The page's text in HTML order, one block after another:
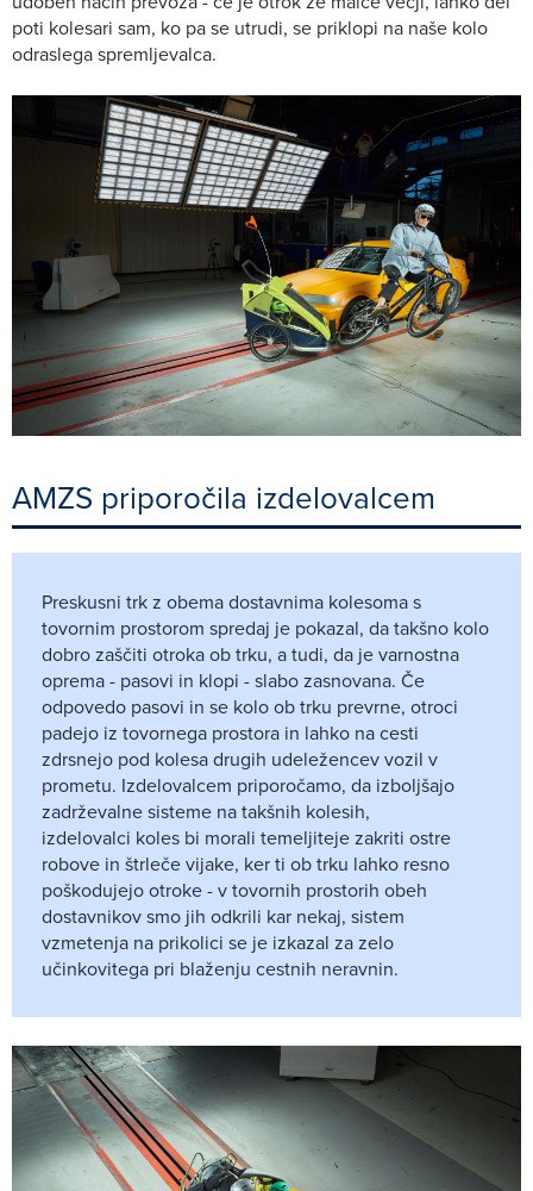
poti kolesari sam, ko pa se utrudi, se priklopi na naše kolo
odraslega spremljevalca.
AMZS priporočila izdelovalcem
Preskusni trk z obema dostavnima kolesoma s
tovornim prostorom spredaj je pokazal, da takšno kolo
dobro zaščiti otroka ob trku, a tudi, da je varnostna
oprema - pasovi in klopi - slabo zasnovana. Če
odpovedo pasovi in se kolo ob trku prevrne, otroci
padejo iz tovornega prostora in lahko na cesti
zdrsnejo pod kolesa drugih udeležencev vozil v
prometu. Izdelovalcem priporočamo, da izboljšajo
zadrževalne sisteme na takšnih kolesih,
izdelovalci koles bi morali temeljiteje zakriti ostre
robove in štrleče vijake, ker ti ob trku lahko resno
poškodujejo otroke - v tovornih prostorih obeh
dostavnikov smo jih odkrili kar nekaj, sistem
vzmetenja na prikolici se je izkazal za zelo
učinkovitega pri blaženju cestnih neravnin.